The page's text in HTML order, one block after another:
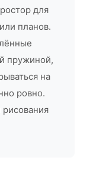
для
планов.
пружиной,
на
ровно.